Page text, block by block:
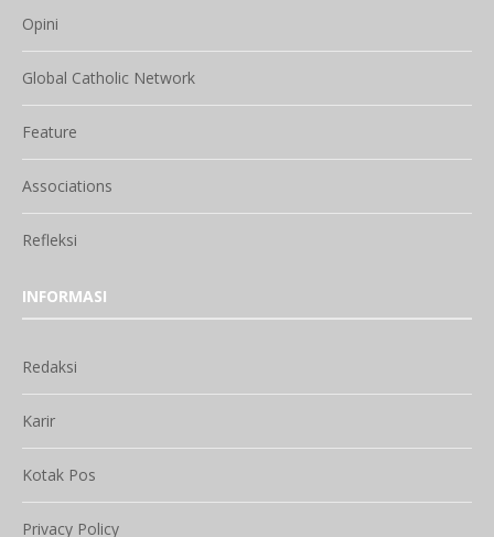
Opini
Global Catholic Network
Feature
Associations
Refleksi
INFORMASI
Redaksi
Karir
Kotak Pos
Privacy Policy